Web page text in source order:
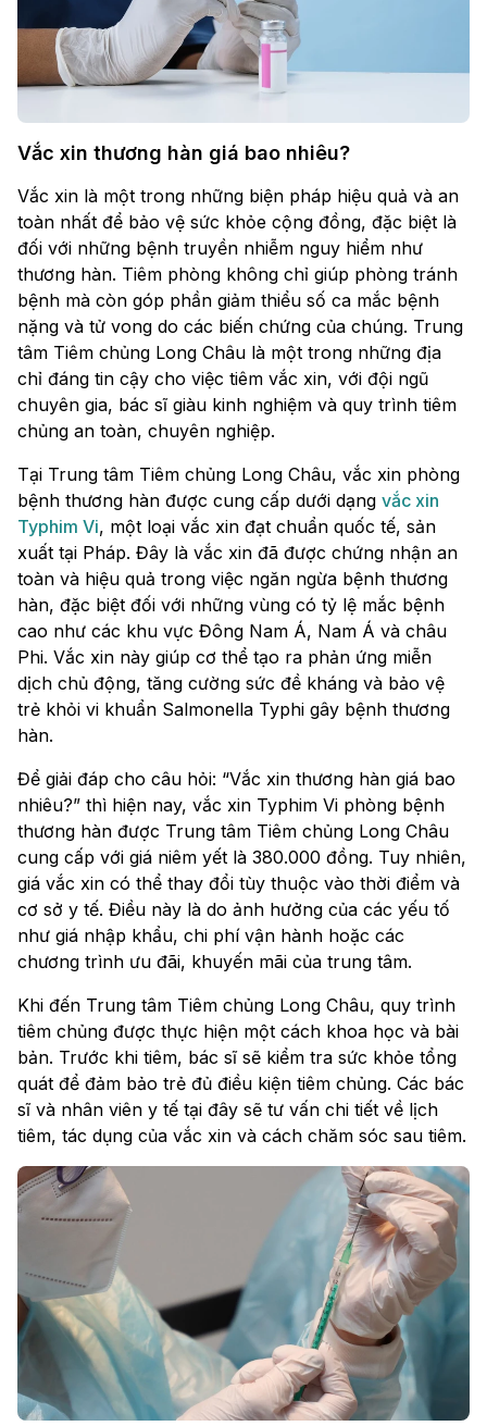
Vắc xin thương hàn giá bao nhiêu​?
Vắc xin là một trong những biện pháp hiệu quả và an
toàn nhất để bảo vệ sức khỏe cộng đồng, đặc biệt là
đối với những bệnh truyền nhiễm nguy hiểm như
thương hàn. Tiêm phòng không chỉ giúp phòng tránh
bệnh mà còn góp phần giảm thiểu số ca mắc bệnh
nặng và tử vong do các biến chứng của chúng. Trung
tâm Tiêm chủng Long Châu là một trong những địa
chỉ đáng tin cậy cho việc tiêm vắc xin, với đội ngũ
chuyên gia, bác sĩ giàu kinh nghiệm và quy trình tiêm
chủng an toàn, chuyên nghiệp.
Tại Trung tâm Tiêm chủng Long Châu, vắc xin phòng
bệnh thương hàn được cung cấp dưới dạng vắc xin
Typhim Vi, một loại vắc xin đạt chuẩn quốc tế, sản
xuất tại Pháp. Đây là vắc xin đã được chứng nhận an
toàn và hiệu quả trong việc ngăn ngừa bệnh thương
hàn, đặc biệt đối với những vùng có tỷ lệ mắc bệnh
cao như các khu vực Đông Nam Á, Nam Á và châu
Phi. Vắc xin này giúp cơ thể tạo ra phản ứng miễn
dịch chủ động, tăng cường sức đề kháng và bảo vệ
trẻ khỏi vi khuẩn Salmonella Typhi gây bệnh thương
hàn.
Để giải đáp cho câu hỏi: “Vắc xin thương hàn giá bao
nhiêu?” thì hiện nay, vắc xin Typhim Vi phòng bệnh
thương hàn được Trung tâm Tiêm chủng Long Châu
cung cấp với giá niêm yết là 380.000 đồng. Tuy nhiên,
giá vắc xin có thể thay đổi tùy thuộc vào thời điểm và
cơ sở y tế. Điều này là do ảnh hưởng của các yếu tố
như giá nhập khẩu, chi phí vận hành hoặc các
chương trình ưu đãi, khuyến mãi của trung tâm.
Khi đến Trung tâm Tiêm chủng Long Châu, quy trình
tiêm chủng được thực hiện một cách khoa học và bài
bản. Trước khi tiêm, bác sĩ sẽ kiểm tra sức khỏe tổng
quát để đảm bảo trẻ đủ điều kiện tiêm chủng. Các bác
sĩ và nhân viên y tế tại đây sẽ tư vấn chi tiết về lịch
tiêm, tác dụng của vắc xin và cách chăm sóc sau tiêm.